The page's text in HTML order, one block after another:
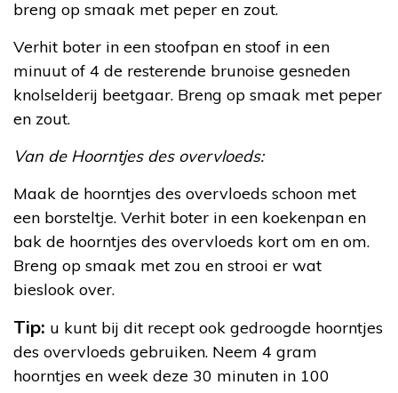
breng op smaak met peper en zout.
Verhit boter in een stoofpan en stoof in een
minuut of 4 de resterende brunoise gesneden
knolselderij beetgaar. Breng op smaak met peper
en zout.
Van de Hoorntjes des overvloeds:
Maak de hoorntjes des overvloeds schoon met
een borsteltje. Verhit boter in een koekenpan en
bak de hoorntjes des overvloeds kort om en om.
Breng op smaak met zou en strooi er wat
bieslook over.
Tip: u kunt bij dit recept ook gedroogde hoorntjes
des overvloeds gebruiken. Neem 4 gram
hoorntjes en week deze 30 minuten in 100